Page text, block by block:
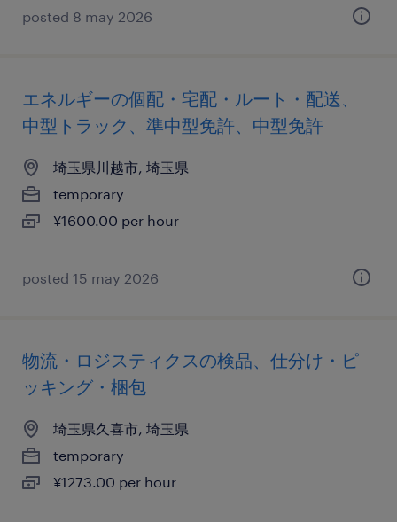
posted 8 may 2026
エネルギーの個配・宅配・ルート・配送、
中型トラック、準中型免許、中型免許
埼玉県川越市, 埼玉県
temporary
¥1600.00 per hour
posted 15 may 2026
物流・ロジスティクスの検品、仕分け・ピ
ッキング・梱包
埼玉県久喜市, 埼玉県
temporary
¥1273.00 per hour